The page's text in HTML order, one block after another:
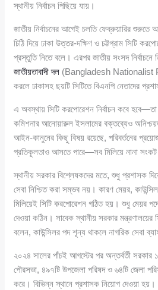
স্থানীয় নির্বাচন পিছিয়ে যায়।
জাতীয় নির্বাচনের আগেই চলতি ফেব্রুয়ারির শুরুতে
চিঠি দিয়ে ঢাকা উত্তর-দক্ষিণ ও চট্টগ্রাম সিটি
প্রস্তুতি নিতে বলে। এরপর জাতীয় সংসদ
জাতীয়তাবাদী দল (Bangladesh Nationalist
করলে ঢাকাসহ ছয়টি সিটিতে বিএনপি নেতাদের
এ অবস্থায় সিটি করপোরেশন নির্বাচন কবে হবে—তা
কমিশনার আনোয়ারুল ইসলামের বক্তব্যেও
আইন-কানুনের কিছু বিষয় রয়েছে, পরিবর্তনের
প্রতিকূলতাও আসতে পারে—সব মিলিয়ে নানা সংকট
স্থানীয় সরকার বিশ্লেষকদের মতে, শুধু প্রশাসক
সেবা নিশ্চিত করা সম্ভব নয়। কারণ মেয়র,
মিলিয়েই সিটি করপোরেশন গঠিত হয়। শুধু মেয়র পদে
দেওয়া কঠিন। সাবেক স্থানীয় সরকার
বলেন, কাউন্সিলর পদ শূন্য থাকলে নাগরিক সেবা
২০২৪ সালের পাঁচই আগস্টের পর অন্তর্বর্তী সরকার
পৌরসভা, ৪৯৭টি উপজেলা পরিষদ ও ৬৪টি জেলা
করে। বিভিন্ন স্থানে প্রশাসক নিয়োগ দেওয়া